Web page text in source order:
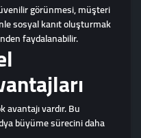
görünmesi, müşteri
sosyal kanıt oluşturmak
faydalanabilir.
vardır. Bu
büyüme sürecini daha